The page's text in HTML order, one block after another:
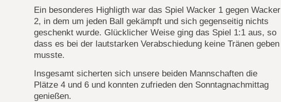
Ein besonderes Highligth war das Spiel Wacker 1 gegen Wacker
2, in dem um jeden Ball gekämpft und sich gegenseitig nichts
geschenkt wurde. Glücklicher Weise ging das Spiel 1:1 aus, so
dass es bei der lautstarken Verabschiedung keine Tränen geben
musste.
Insgesamt sicherten sich unsere beiden Mannschaften die
Plätze 4 und 6 und konnten zufrieden den Sonntagnachmittag
genießen.